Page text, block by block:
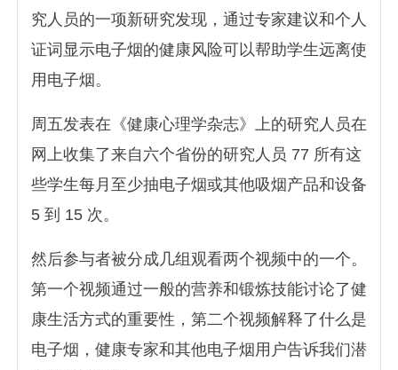
究人员的一项新研究发现，通过专家建议和个人
证词显示电子烟的健康风险可以帮助学生远离使
用电子烟。
周五发表在《健康心理学杂志》上的研究人员在
网上收集了来自六个省份的研究人员 77 所有这
些学生每月至少抽电子烟或其他吸烟产品和设备
5 到 15 次。
然后参与者被分成几组观看两个视频中的一个。
第一个视频通过一般的营养和锻炼技能讨论了健
康生活方式的重要性，第二个视频解释了什么是
电子烟，健康专家和其他电子烟用户告诉我们潜